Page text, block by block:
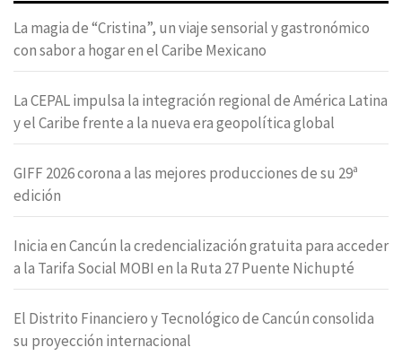
La magia de “Cristina”, un viaje sensorial y gastronómico
con sabor a hogar en el Caribe Mexicano
La CEPAL impulsa la integración regional de América Latina
y el Caribe frente a la nueva era geopolítica global
GIFF 2026 corona a las mejores producciones de su 29ª
edición
Inicia en Cancún la credencialización gratuita para acceder
a la Tarifa Social MOBI en la Ruta 27 Puente Nichupté
El Distrito Financiero y Tecnológico de Cancún consolida
su proyección internacional